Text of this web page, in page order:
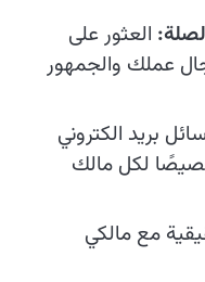
العثور على
عملك والجمهور
بريد الكتروني
لكل مالك
مع مالكي